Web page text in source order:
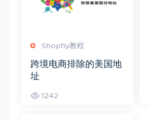
Shopfiy教程
跨境电商排除的美国地
址
1242